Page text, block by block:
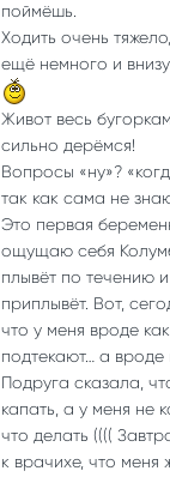
поймёшь.
Ходить очень
ещё немного и
Живот весь
сильно дерёмся!
Вопросы «ну»?
так как сама не
Это первая
ощущаю себя
плывёт по течению
приплывёт. Вот,
что у меня вроде
подтекают… а вроде
Подруга сказала,
капать, а у меня не
что делать ((((
к врачихе, что меня